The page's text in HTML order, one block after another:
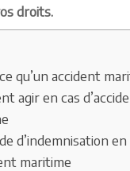
droits.
qu’un accident
agir en cas
d’indemnisation en
maritime